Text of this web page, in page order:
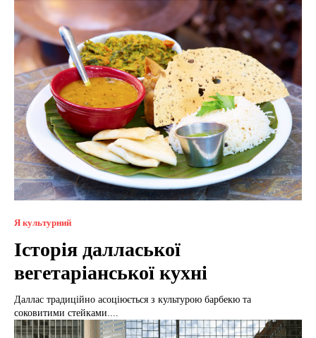
Я культурний
Історія далласької
вегетаріанської кухні
Даллас традиційно асоціюється з культурою барбекю та
соковитими стейками....